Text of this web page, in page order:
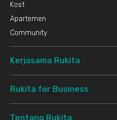
Kost
Apartemen
Community
Kerjasama Rukita
Rukita for Business
Tentang Rukita